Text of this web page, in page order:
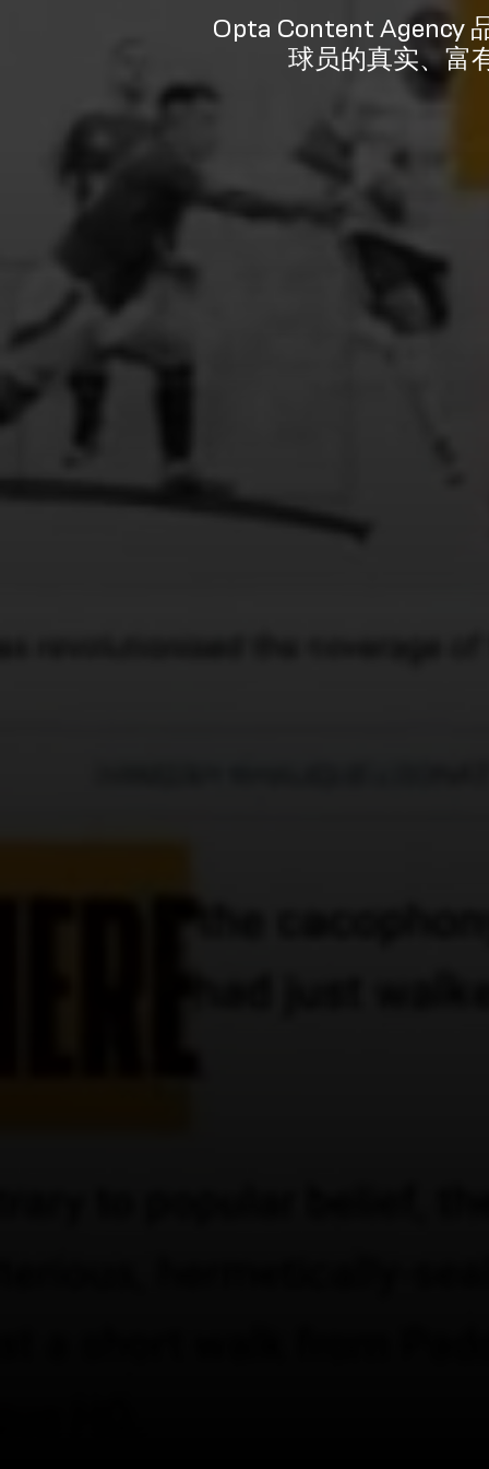
Opta Content Agency
球员的真实、富